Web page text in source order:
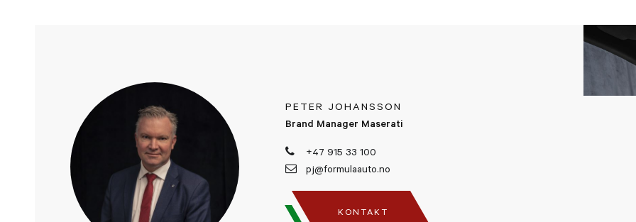
PETER JOHANSSON
Brand Manager Maserati
+47 915 33 100
pj@formulaauto.no
KONTAKT